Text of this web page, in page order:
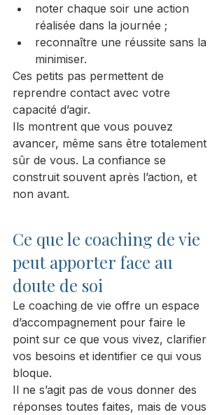
noter chaque soir une action
réalisée dans la journée ;
reconnaître une réussite sans la
minimiser.
Ces petits pas permettent de
reprendre contact avec votre
capacité d’agir.
Ils montrent que vous pouvez
avancer, même sans être totalement
sûr de vous. La confiance se
construit souvent après l’action, et
non avant.
Ce que le coaching de vie
peut apporter face au
doute de soi
Le coaching de vie offre un espace
d’accompagnement pour faire le
point sur ce que vous vivez, clarifier
vos besoins et identifier ce qui vous
bloque.
Il ne s’agit pas de vous donner des
réponses toutes faites, mais de vous